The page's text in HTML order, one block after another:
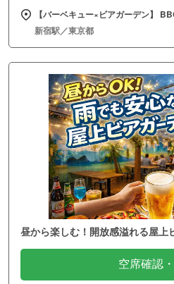
【バーベキュー×ビアガーデン】
新宿駅／東京都
昼から楽しむ！開放感溢れる屋上
空席確認